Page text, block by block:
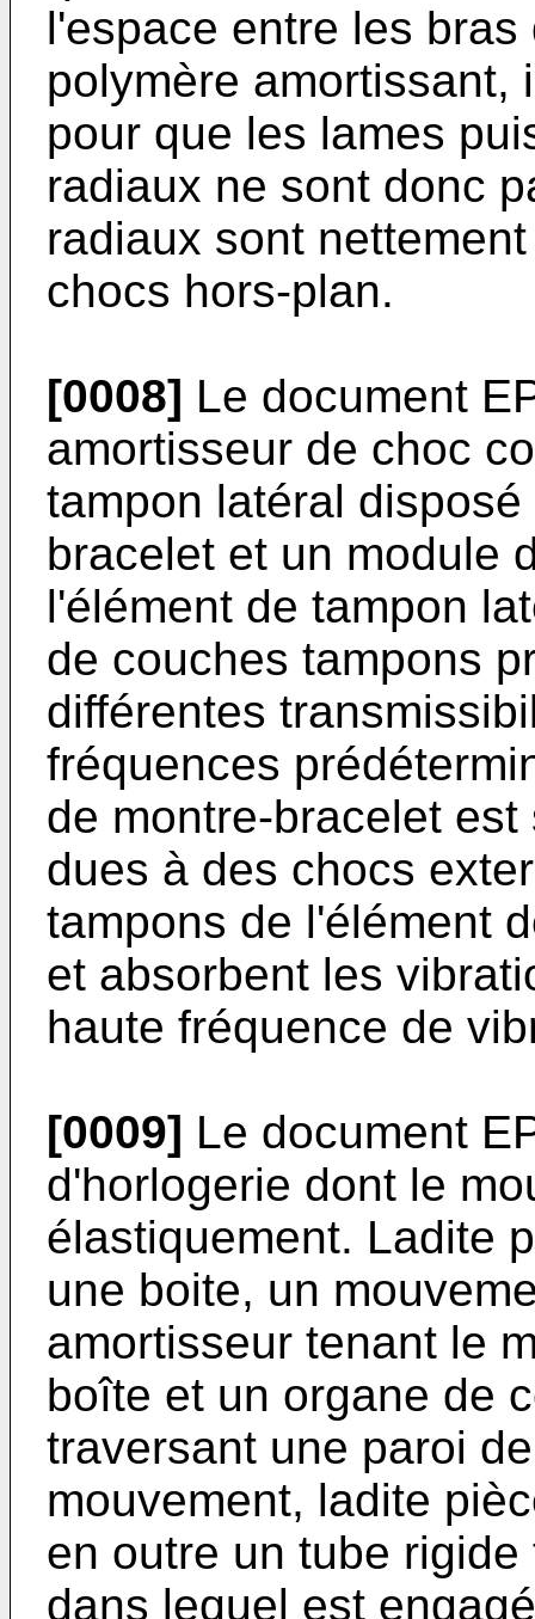
l'espace entre les
polymère amortissant,
pour que les lames
radiaux ne sont donc
radiaux sont
chocs hors-plan.
[0008] Le document
amortisseur de choc
tampon latéral
bracelet et un module
l'élément de tampon
de couches tampons
différentes
fréquences
de montre-bracelet
dues à des chocs
tampons de l'élément
et absorbent les
haute fréquence de
[0009] Le document
d'horlogerie dont le
élastiquement. Ladite
une boite, un
amortisseur tenant le
boîte et un organe de
traversant une paroi
mouvement, ladite
en outre un tube
dans lequel est